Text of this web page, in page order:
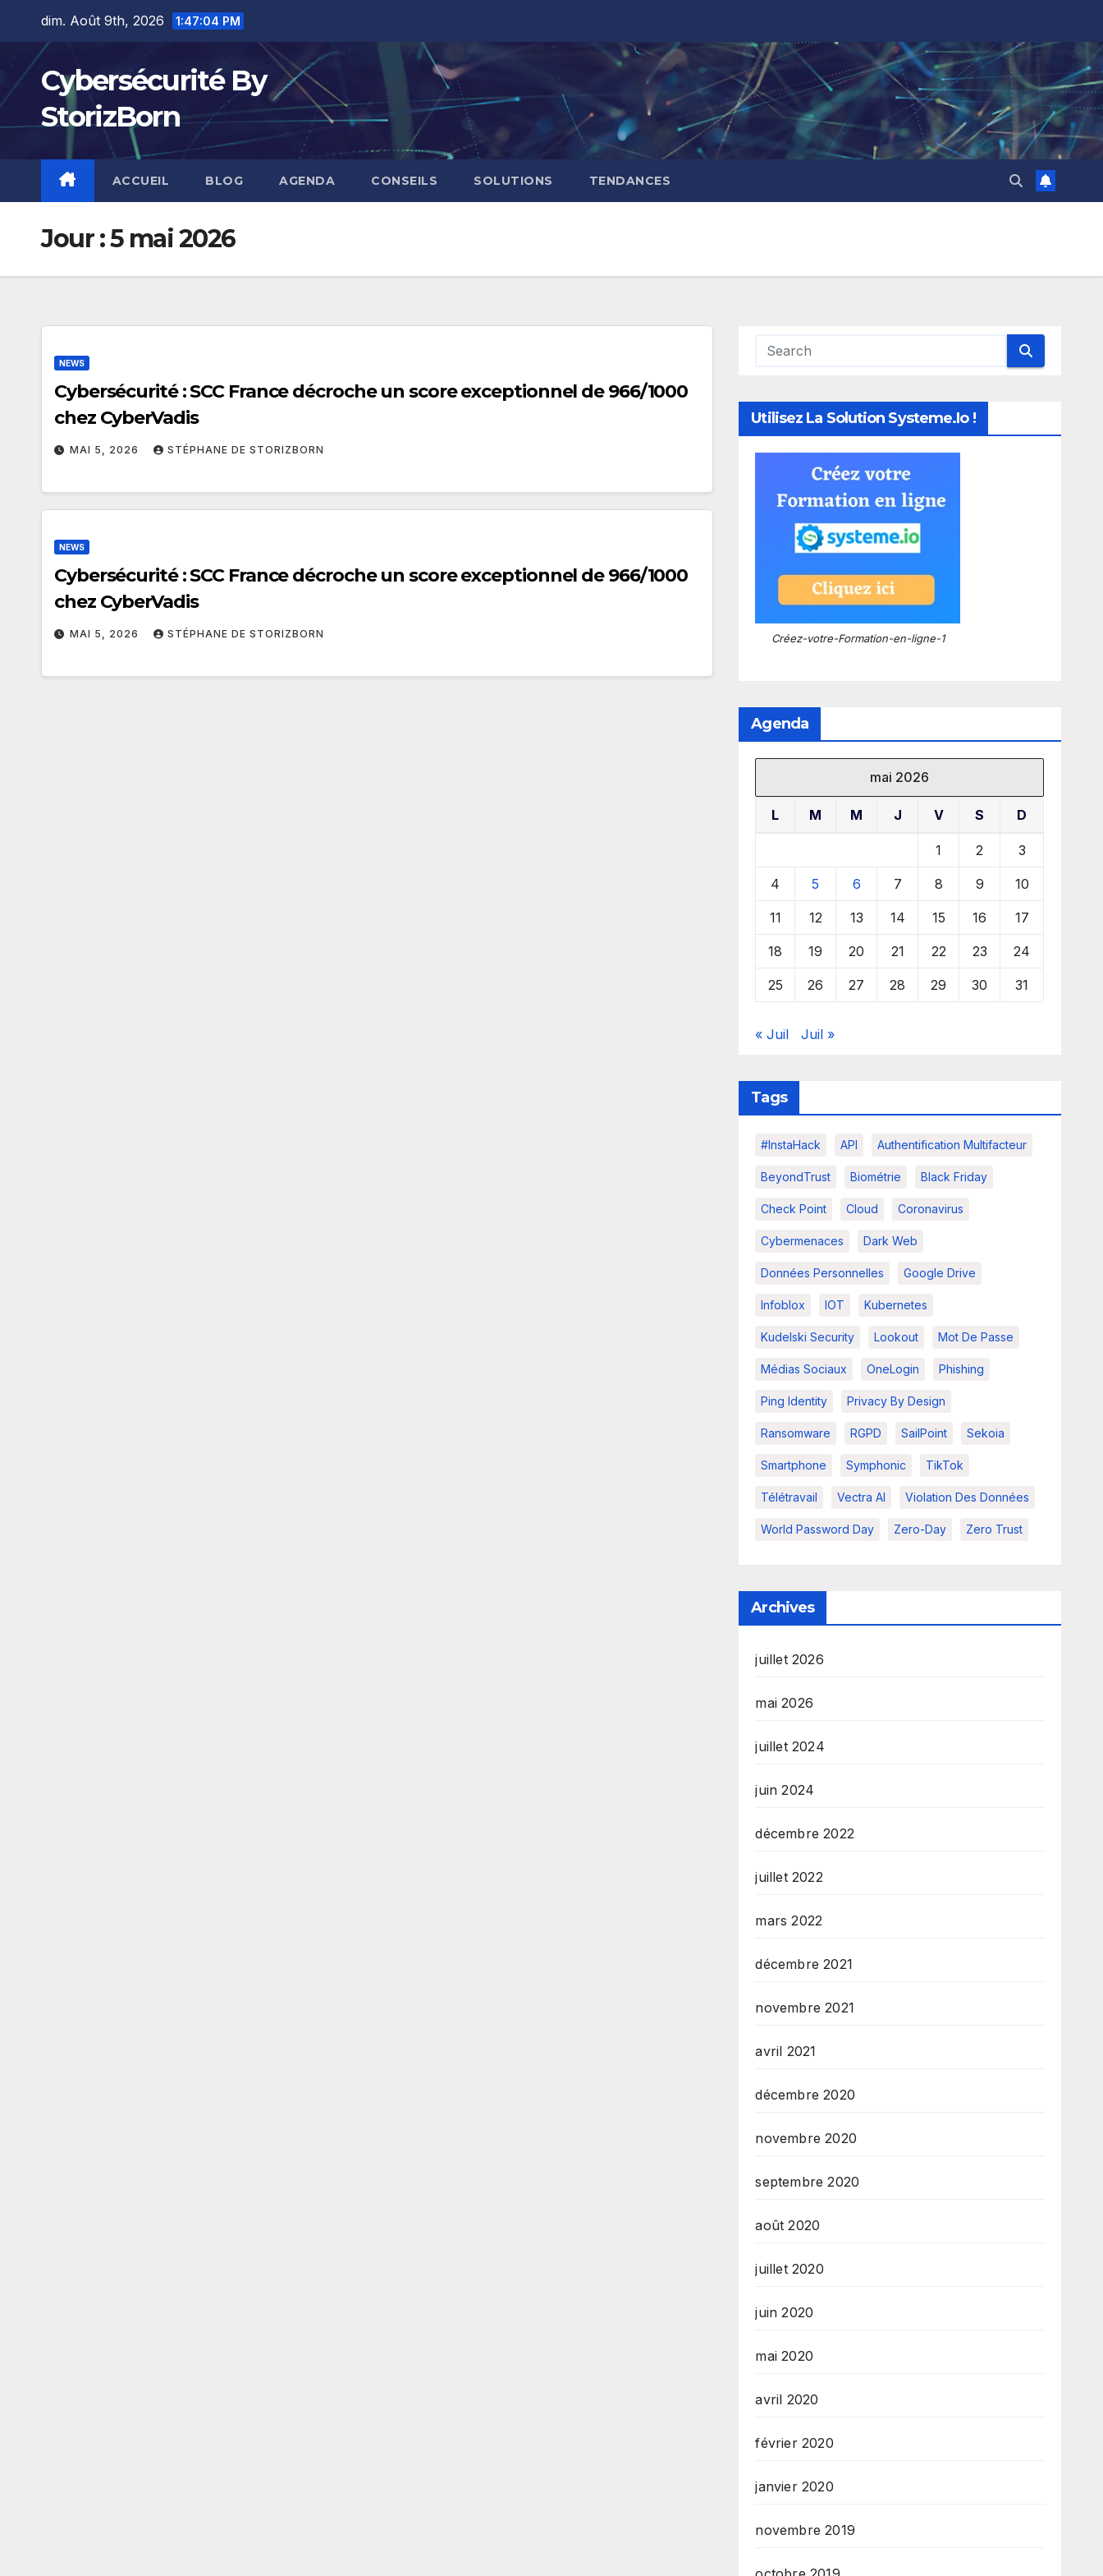
content
dim. Août 9th, 2026 1:47:05 PM
Cybersécurité By
StorizBorn
ACCUEIL BLOG AGENDA CONSEILS SOLUTIONS TENDANCES
Jour :5 mai 2026
NEWS
Cybersécurité : SCC France décroche un score exceptionnel de 966/1000
chez CyberVadis
MAI 5, 2026 STÉPHANE DE STORIZBORN
NEWS
Cybersécurité : SCC France décroche un score exceptionnel de 966/1000
chez CyberVadis
MAI 5, 2026 STÉPHANE DE STORIZBORN
Utilisez La Solution Systeme.io !
Créez-votre-Formation-en-ligne-1
Agenda
mai 2026
L M M J V S D
1 2 3
4 5 6 7 8 9 10
11 12 13 14 15 16 17
18 19 20 21 22 23 24
25 26 27 28 29 30 31
« Juil Juil »
Tags
#InstaHack API Authentification Multifacteur
BeyondTrust Biométrie Black Friday
Check Point Cloud Coronavirus
Cybermenaces Dark Web
Données Personnelles Google Drive
Infoblox IOT Kubernetes
Kudelski Security Lookout Mot De Passe
Médias Sociaux OneLogin Phishing
Ping Identity Privacy By Design
Ransomware RGPD SailPoint Sekoia
Smartphone Symphonic TikTok
Télétravail Vectra AI Violation Des Données
World Password Day Zero-Day Zero Trust
Archives
juillet 2026
mai 2026
juillet 2024
juin 2024
décembre 2022
juillet 2022
mars 2022
décembre 2021
novembre 2021
avril 2021
décembre 2020
novembre 2020
septembre 2020
août 2020
juillet 2020
juin 2020
mai 2020
avril 2020
février 2020
janvier 2020
novembre 2019